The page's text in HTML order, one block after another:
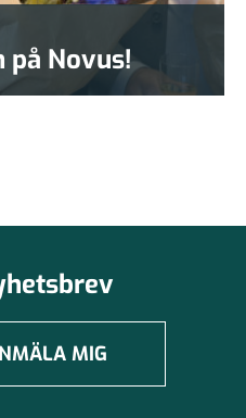
Novus!
MIG